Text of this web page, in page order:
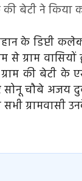
बेटी ने
के डिप्टी
से ग्राम
की बेटी के
सोनू चौबे अजय
सभी